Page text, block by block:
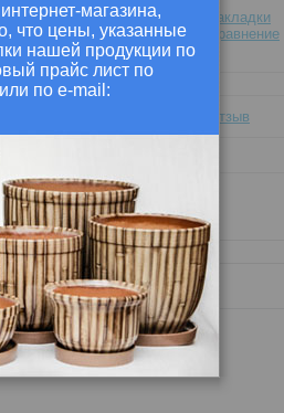
- или -
В закладки
В сравнение
количество заказа этого товара: 2
Написать отзыв
магазина,
что цены, указанные
нашей продукции по
прайс лист по
по e-mail: